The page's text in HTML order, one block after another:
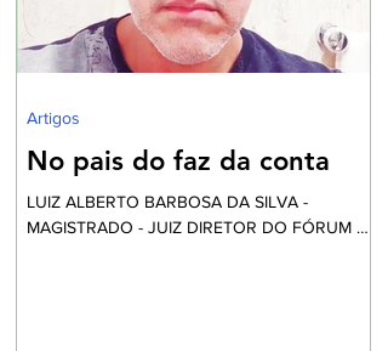
e ineficiente assistência à saúde, frequente
falta de água e sob péssim
No pais do faz da conta
LUIZ ALBERTO BARBOSA DA SILVA -
MAGISTRADO - JUIZ DIRETOR DO FÓRUM DE
Artigos